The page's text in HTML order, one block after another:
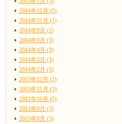
2014年12月 (5)
2014年11月 (1)
2014年9月 (2)
2014年6月 (1)
2014年4月 (1)
2014年3月 (1)
2014年2月 (1)
2013年12月 (2)
2013年11月 (3)
2013年10月 (5)
2013年9月 (3)
2013年8月 (3)